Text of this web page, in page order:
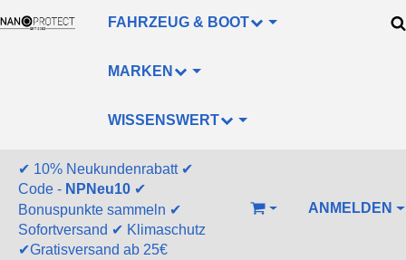
FAHRZEUG & BOOT
MARKEN
WISSENSWERT
✔ 10% Neukundenrabatt✔
Code - NPNeu10 ✔
Bonuspunkte sammeln ✔
Sofortversand ✔ Klimaschutz
✔Gratisversand ab 25€
WARENKORBANMELDEN